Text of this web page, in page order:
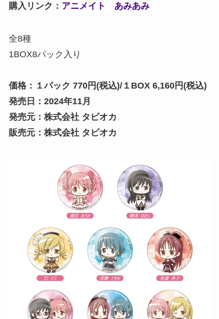
購入リンク： アニメイト あみあみ
全8種
1BOX8パック入り
価格：１パック 770円(税込)/１BOX 6,160円(税込)
発売日：2024年11月
発売元：株式会社 タピオカ
販売元：株式会社 タピオカ